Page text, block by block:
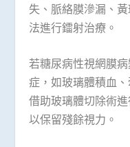
失、脈絡膜滲漏、
法進行鐳射治療。
若糖尿病性視網膜
症，如玻璃體積血
借助玻璃體切除術
以保留殘餘視力。